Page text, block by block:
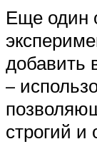
Еще один
добавить
–
строгий